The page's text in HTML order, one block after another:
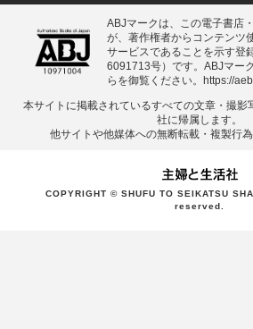
ABJマークは、この電子書店
が、著作権者からコンテンツ
サービスであることを示す登
6091713号）です。ABJマー
らを御覧ください。 https://
本サイトに掲載されているすべての⽂章・撮影
社に帰属します。
他サイトや他媒体への無断転載・複製⾏為
COPYRIGHT © SHUFU TO SEIKATSU
reserved.